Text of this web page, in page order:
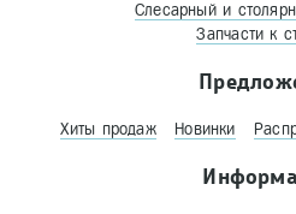
Слесарный и
Запчасти к
Хиты продаж Новинки